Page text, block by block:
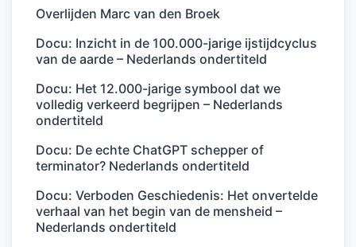
Overlijden Marc van den Broek
Docu: Inzicht in de 100.000-jarige ijstijdcyclus
van de aarde – Nederlands ondertiteld
Docu: Het 12.000-jarige symbool dat we
volledig verkeerd begrijpen – Nederlands
ondertiteld
Docu: De echte ChatGPT schepper of
terminator? Nederlands ondertiteld
Docu: Verboden Geschiedenis: Het onvertelde
verhaal van het begin van de mensheid –
Nederlands ondertiteld